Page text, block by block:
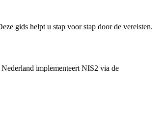
gids helpt u stap voor stap door de vereisten.
implementeert NIS2 via de